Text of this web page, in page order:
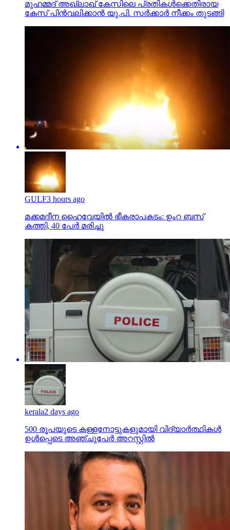
മുഹമ്മദ് അഖ്‌ലാഖ് കേസിലെ പ്രതികള്‍ക്കെതിരായ
കേസ് പിന്‍വലിക്കാന്‍ യു.പി. സര്‍ക്കാര്‍ നീക്കം തുടങ്ങി
GULF3 hours ago
മക്കമദീന ഹൈവേയില്‍ ഭീകരാപകടം: ഉംറ ബസ്
കത്തി, 40 പേര്‍ മരിച്ചു
kerala2 days ago
500 രൂപയുടെ കള്ളനോട്ടുകളുമായി വിദ്യാര്‍ത്ഥികള്‍
ഉള്‍പ്പെടെ അഞ്ചുപേര്‍ അറസ്റ്റില്‍